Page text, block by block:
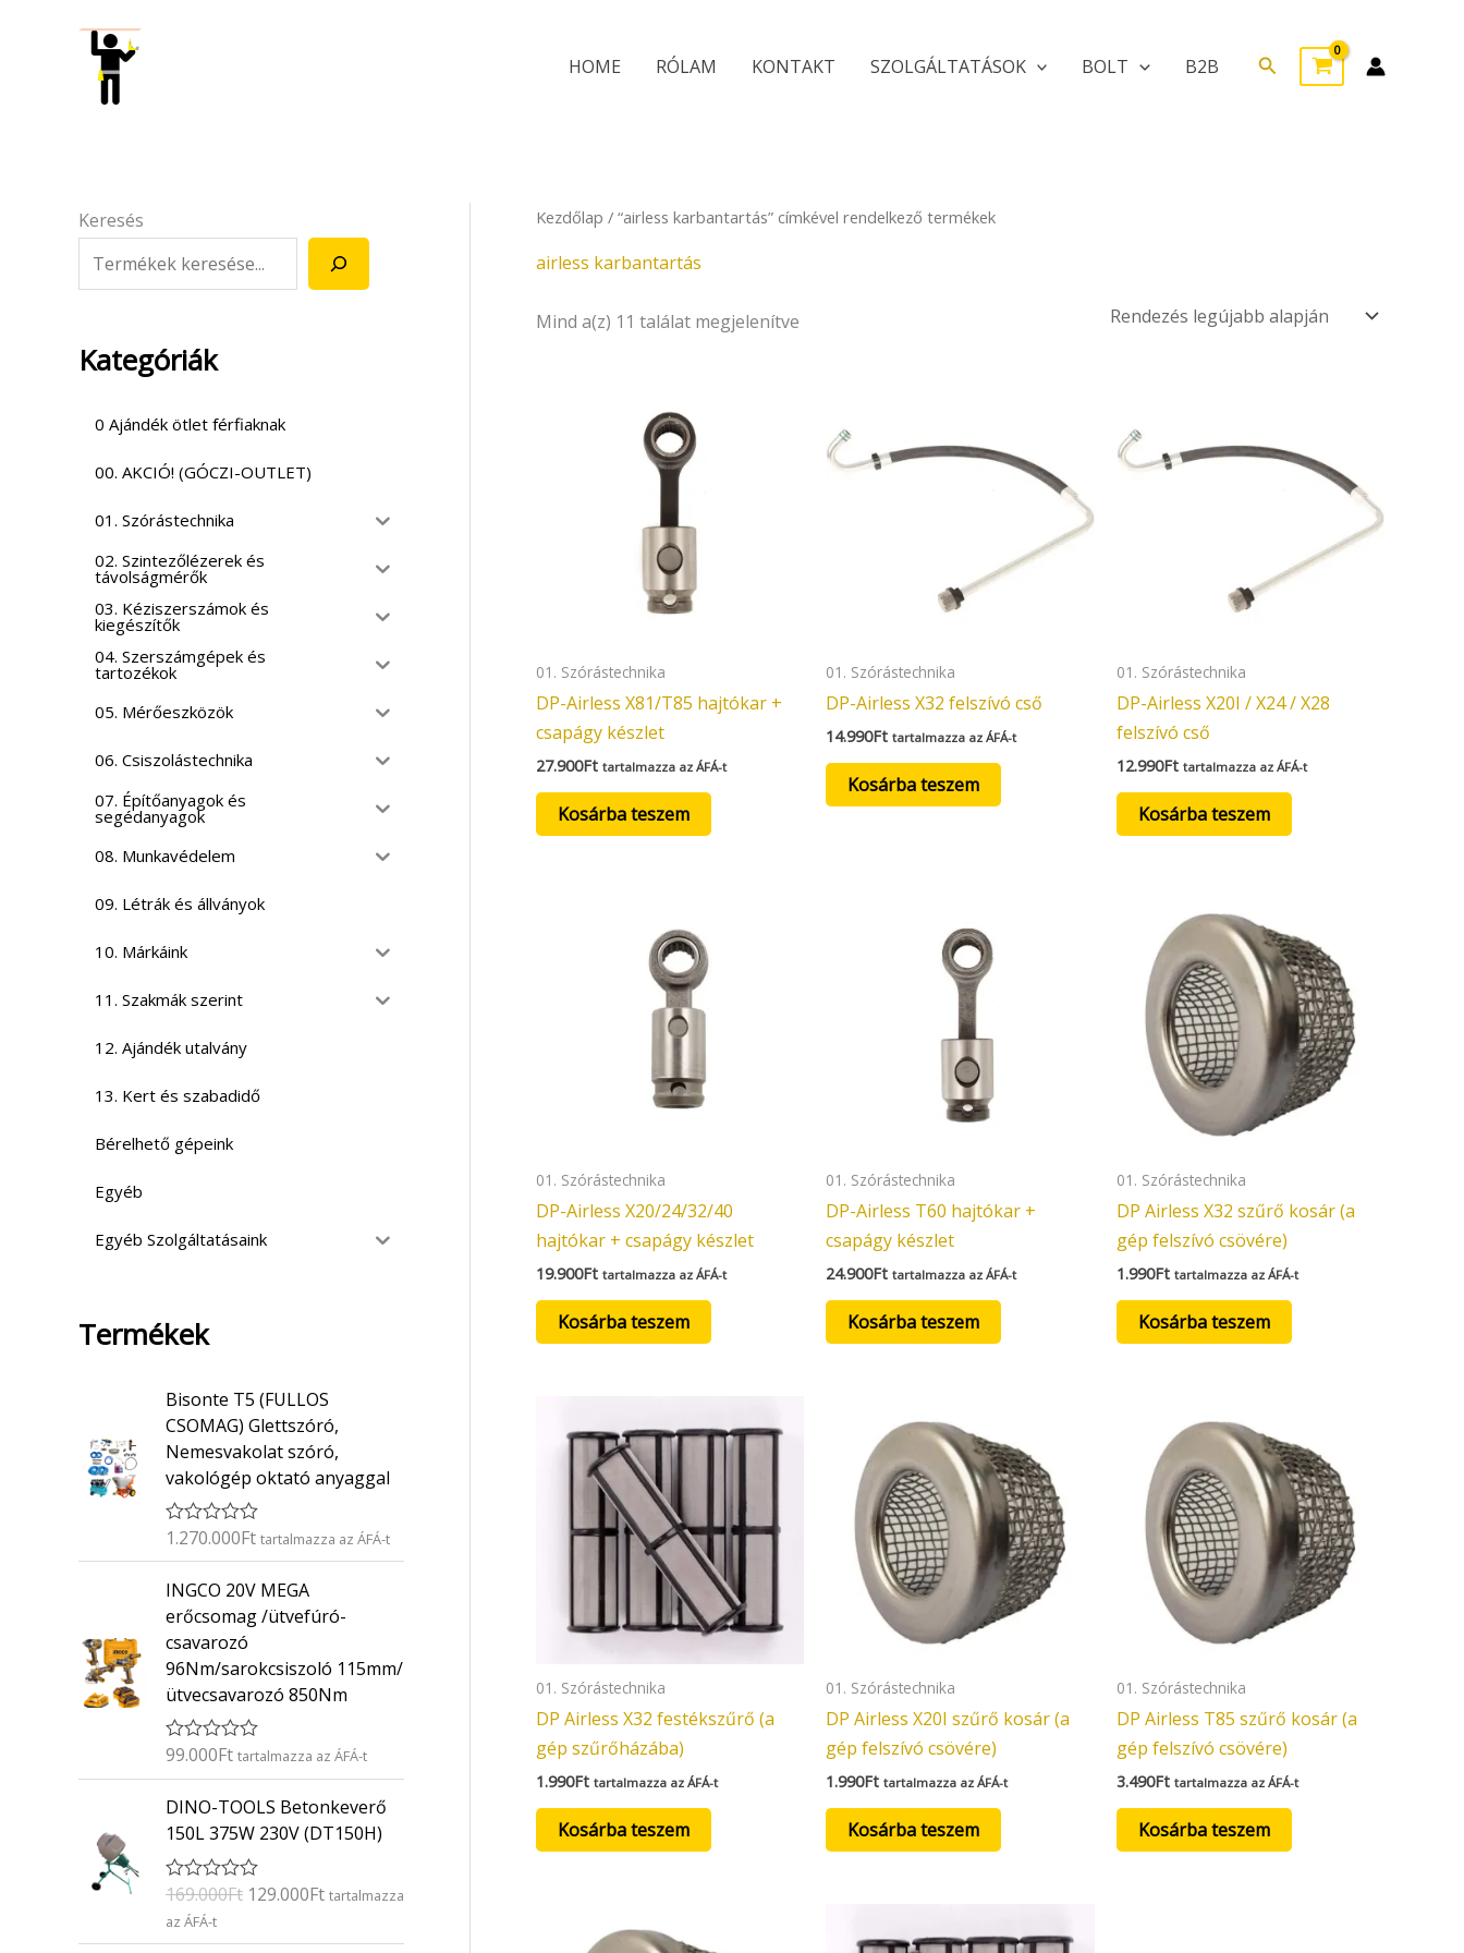
HOME RÓLAM KONTAKT SZOLGÁLTATÁSOK BOLT B2B Search
Keresés
Kategóriák
0 Ajándék ötlet férfiaknak
00. AKCIÓ! (GÓCZI-OUTLET)
01. Szórástechnika
02. Szintezőlézerek és
távolságmérők
03. Kéziszerszámok és
kiegészítők
04. Szerszámgépek és
tartozékok
05. Mérőeszközök
06. Csiszolástechnika
07. Építőanyagok és
segédanyagok
08. Munkavédelem
09. Létrák és állványok
10. Márkáink
11. Szakmák szerint
12. Ajándék utalvány
13. Kert és szabadidő
Bérelhető gépeink
Egyéb
Egyéb Szolgáltatásaink
Termékek
Bisonte T5 (FULLOS
CSOMAG) Glettszóró,
Nemesvakolat szóró,
vakológép oktató anyaggal
É
é
e
l
é
s
:
/
5
1.270.000Ft tartalmazza az ÁFÁ-t
INGCO 20V MEGA
erőcsomag /ütvefúró-
csavarozó
96Nm/sarokcsiszoló 115mm/
ütvecsavarozó 850Nm
É
é
k
e
é
s
0
/
99.000Ft tartalmazza az ÁFÁ-t
DINO-TOOLS Betonkeverő
150L 375W 230V (DT150H)
É
t
é
169.000Ft
O
r
g
129.000Ft
C
u
etartalmazza
az ÁFÁ-t
Kezdőlap / “airless karbantartás” címkével rendelkező termékek
airless karbantartás
Mind a(z) 11 találat megjelenítve
01. Szórástechnika
DP-Airless X81/T85 hajtókar +
csapágy készlet
27.900Ft tartalmazza az ÁFÁ-t
Kosárba teszem
01. Szórástechnika
DP-Airless X32 felszívó cső
14.990Ft tartalmazza az ÁFÁ-t
Kosárba teszem
01. Szórástechnika
DP-Airless X20I / X24 / X28
felszívó cső
12.990Ft tartalmazza az ÁFÁ-t
Kosárba teszem
01. Szórástechnika
DP-Airless X20/24/32/40
hajtókar + csapágy készlet
19.900Ft tartalmazza az ÁFÁ-t
Kosárba teszem
01. Szórástechnika
DP-Airless T60 hajtókar +
csapágy készlet
24.900Ft tartalmazza az ÁFÁ-t
Kosárba teszem
01. Szórástechnika
DP Airless X32 szűrő kosár (a
gép felszívó csövére)
1.990Ft tartalmazza az ÁFÁ-t
Kosárba teszem
01. Szórástechnika
DP Airless X32 festékszűrő (a
gép szűrőházába)
1.990Ft tartalmazza az ÁFÁ-t
Kosárba teszem
01. Szórástechnika
DP Airless X20I szűrő kosár (a
gép felszívó csövére)
1.990Ft tartalmazza az ÁFÁ-t
Kosárba teszem
01. Szórástechnika
DP Airless T85 szűrő kosár (a
gép felszívó csövére)
3.490Ft tartalmazza az ÁFÁ-t
Kosárba teszem